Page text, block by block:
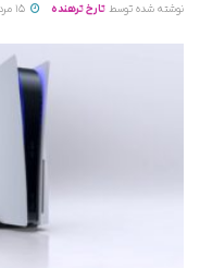
نوشته شده توسط تارخ ترهنده